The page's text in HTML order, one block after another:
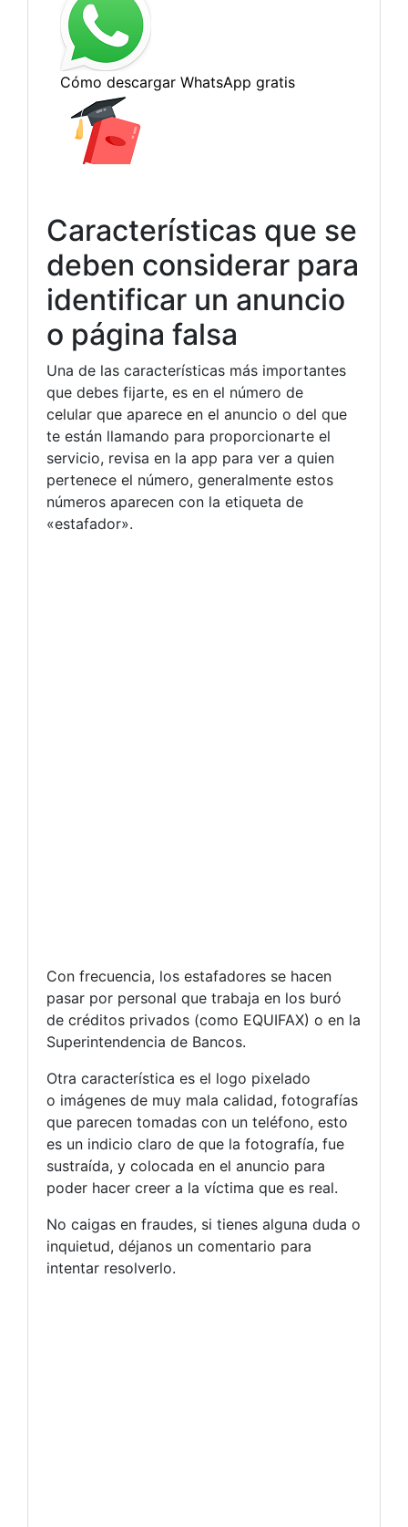
Características que se
deben considerar para
identificar un anuncio
o página falsa
Una de las características más importantes
que debes fijarte, es en el número de
celular que aparece en el anuncio o del que
te están llamando para proporcionarte el
servicio, revisa en la app para ver a quien
pertenece el número, generalmente estos
números aparecen con la etiqueta de
«estafador».
Con frecuencia, los estafadores se hacen
pasar por personal que trabaja en los buró
de créditos privados (como EQUIFAX) o en la
Superintendencia de Bancos.
Otra característica es el logo pixelado
o imágenes de muy mala calidad, fotografías
que parecen tomadas con un teléfono, esto
es un indicio claro de que la fotografía, fue
sustraída, y colocada en el anuncio para
poder hacer creer a la víctima que es real.
No caigas en fraudes, si tienes alguna duda o
inquietud, déjanos un comentario para
intentar resolverlo.